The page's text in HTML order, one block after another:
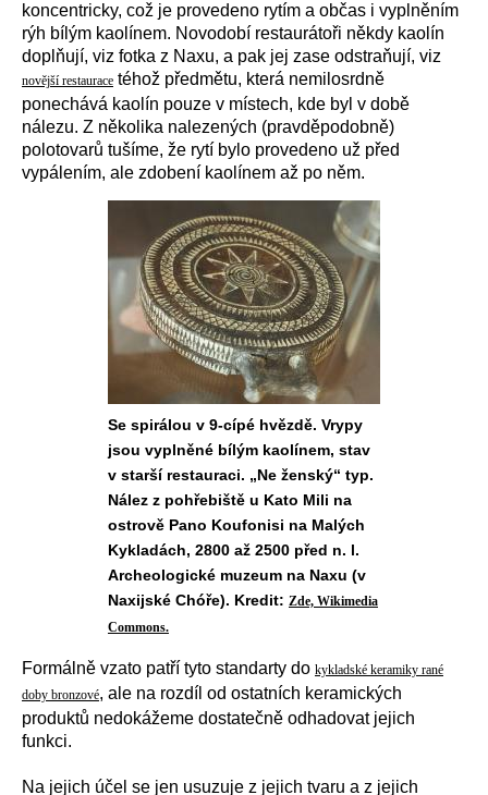
koncentricky, což je provedeno rytím a občas i vyplněním
rýh bílým kaolínem. Novodobí restaurátoři někdy kaolín
doplňují, viz fotka z Naxu, a pak jej zase odstraňují, viz
novější restaurace téhož předmětu, která nemilosrdně
ponechává kaolín pouze v místech, kde byl v době
nálezu. Z několika nalezených (pravděpodobně)
polotovarů tušíme, že rytí bylo provedeno už před
vypálením, ale zdobení kaolínem až po něm.
Se spirálou v 9-cípé hvězdě. Vrypy
jsou vyplněné bílým kaolínem, stav
v starší restauraci. „Ne ženský“ typ.
Nález z pohřebiště u Kato Mili na
ostrově Pano Koufonisi na Malých
Kykladách, 2800 až 2500 před n. l.
Archeologické muzeum na Naxu (v
Naxijské Chóře). Kredit: Zde, Wikimedia
Commons.
Formálně vzato patří tyto standarty do kykladské keramiky rané
doby bronzové, ale na rozdíl od ostatních keramických
produktů nedokážeme dostatečně odhadovat jejich
funkci.
Na jejich účel se jen usuzuje z jejich tvaru a z jejich